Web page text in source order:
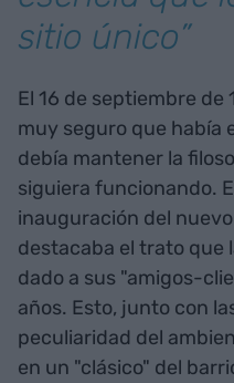
sitio único”
El 16 de septiembre de
muy seguro que había
debía mantener la
siguiera funcionando.
inauguración del
destacaba el trato que
dado a sus "amigos-
años. Esto, junto con
peculiaridad del
en un "clásico" del